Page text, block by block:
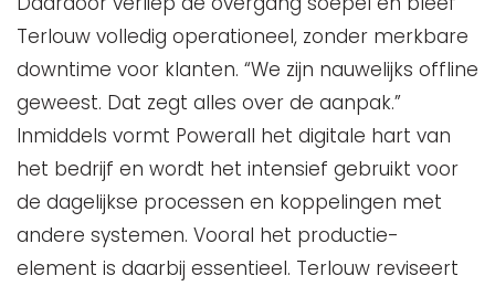
Terlouw volledig operationeel, zonder merkbare
downtime voor klanten. “We zijn nauwelijks offline
geweest. Dat zegt alles over de aanpak.”
Inmiddels vormt Powerall het digitale hart van
het bedrijf en wordt het intensief gebruikt voor
de dagelijkse processen en koppelingen met
andere systemen. Vooral het productie-
element is daarbij essentieel. Terlouw reviseert